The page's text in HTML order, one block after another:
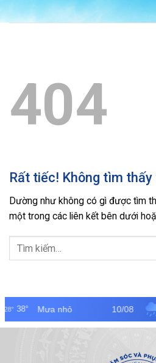
Bỏ
qua
404
Rất tiếc! Không tìm thấy
Dường như không có gì được tìm
một trong các liên kết bên dưới